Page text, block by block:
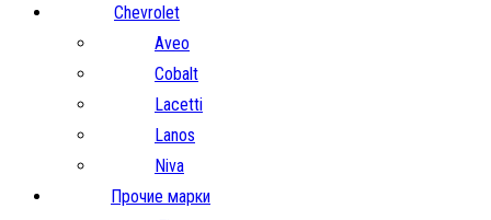
Chevrolet
Aveo
Cobalt
Lacetti
Lanos
Niva
Прочие марки